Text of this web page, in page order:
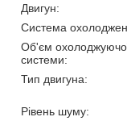
Двигун:
Система
Об'єм
системи:
Тип двигуна:
Рівень шуму: